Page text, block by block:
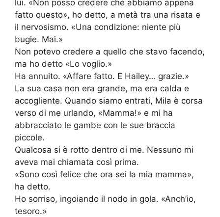
lui. «Non posso credere che abbiamo appena
fatto questo», ho detto, a metà tra una risata e
il nervosismo. «Una condizione: niente più
bugie. Mai.»
Non potevo credere a quello che stavo facendo,
ma ho detto «Lo voglio.»
Ha annuito. «Affare fatto. E Hailey… grazie.»
La sua casa non era grande, ma era calda e
accogliente. Quando siamo entrati, Mila è corsa
verso di me urlando, «Mamma!» e mi ha
abbracciato le gambe con le sue braccia
piccole.
Qualcosa si è rotto dentro di me. Nessuno mi
aveva mai chiamata così prima.
«Sono così felice che ora sei la mia mamma»,
ha detto.
Ho sorriso, ingoiando il nodo in gola. «Anch’io,
tesoro.»